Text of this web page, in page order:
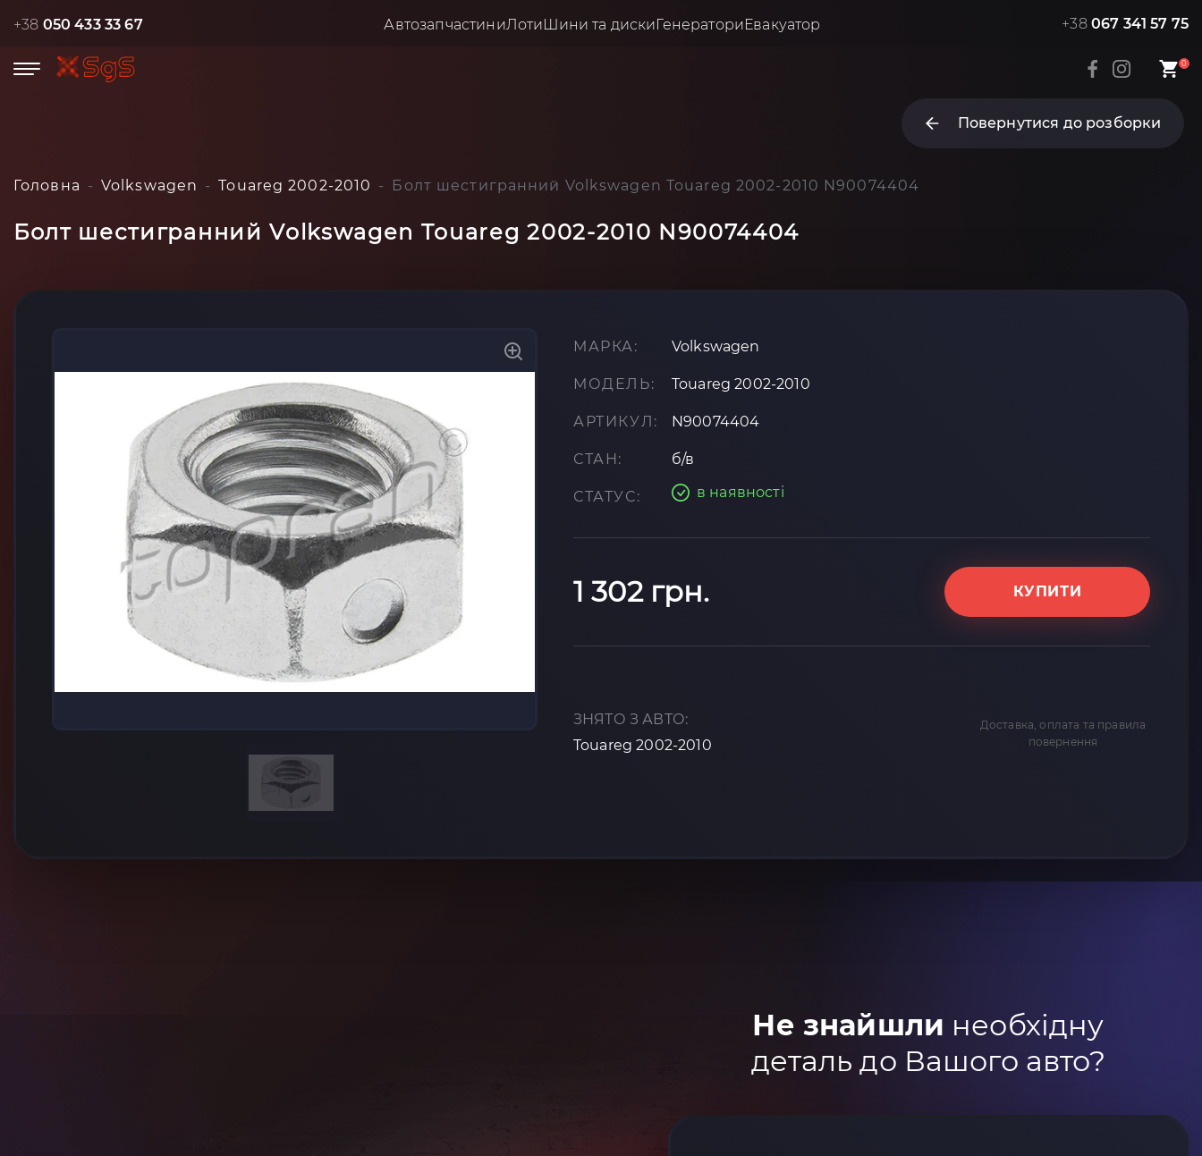
+38 050 433 33 67 АвтозапчастиниЛотиШини та дискиГенераториЕвакуатор +38 067 341 57 75
0
Повернутися до розборки
Головна Volkswagen Touareg 2002-2010 Болт шестигранний Volkswagen Touareg 2002-2010 N90074404
Болт шестигранний Volkswagen Touareg 2002-2010 N90074404
МАРКА: Volkswagen
МОДЕЛЬ: Touareg 2002-2010
АРТИКУЛ: N90074404
СТАН: б/в
СТАТУС: в наявності
1 302 грн. КУПИТИ
ЗНЯТО З АВТО:
Touareg 2002-2010
Доставка, оплата та правила
повернення
Не знайшли необхідну
деталь до Вашого авто?